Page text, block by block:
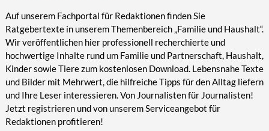
Auf unserem Fachportal für Redaktionen finden Sie
Ratgebertexte in unserem Themenbereich „Familie und Haushalt“.
Wir veröffentlichen hier professionell recherchierte und
hochwertige Inhalte rund um Familie und Partnerschaft, Haushalt,
Kinder sowie Tiere zum kostenlosen Download. Lebensnahe Texte
und Bilder mit Mehrwert, die hilfreiche Tipps für den Alltag liefern
und Ihre Leser interessieren. Von Journalisten für Journalisten!
Jetzt registrieren und von unserem Serviceangebot für
Redaktionen profitieren!